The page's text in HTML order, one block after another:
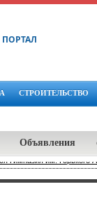
СТРОИТЕЛЬСТВО
Объявления
Гимназия им.